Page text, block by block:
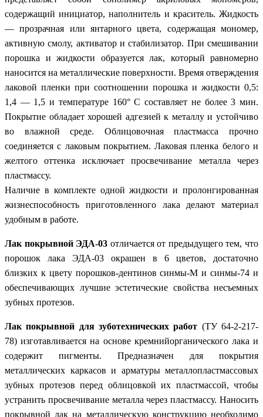
содержащий инициатор, наполнитель и краситель. Жидкость
— прозрачная или янтарного цвета, содержащая мономер,
активную смолу, активатор и стабилизатор. При смешивании
порошка и жидкости образуется лак, который равномерно
наносится на металлические поверхности. Время отверждения
лаковой пленки при соотношении порошка и жидкости 0,5:
1,4 — 1,5 и температуре 160° С составляет не более 3 мин.
Покрытие обладает хорошей адгезией к металлу и устойчиво
во влажной среде. Облицовочная пластмасса прочно
соединяется с лаковым покрытием. Лаковая пленка белого и
желтого оттенка исключает просвечивание металла через
пластмассу.
Наличие в комплекте одной жидкости и пролонгированная
жизнеспособность приготовленного лака делают материал
удобным в работе.
Лак покрывной ЭДА-03 отличается от предыдущего тем, что
порошок лака ЭДА-03 окрашен в 6 цветов, достаточно
близких к цвету порошков-дентинов синмы-М и синмы-74 и
обеспечивающих лучшие эстетические свойства несъемных
зубных протезов.
Лак покрывной для зуботехнических работ (ТУ 64-2-217-
78) изготавливается на основе кремнийорганического лака и
содержит пигменты. Предназначен для покрытия
металлических каркасов и арматуры металлопластмассовых
зубных протезов перед облицовкой их пластмассой, чтобы
устранить просвечивание металла через пластмассу. Наносить
покрывной лак на металлическую конструкцию необходимо